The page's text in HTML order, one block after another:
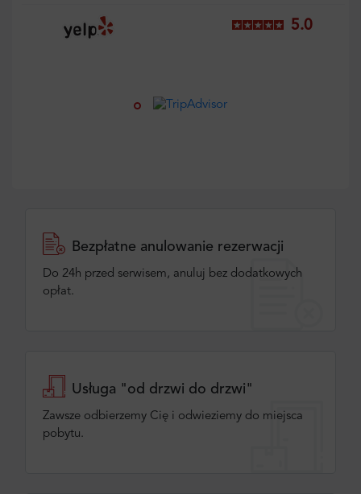
5.0
Bezpłatne anulowanie rezerwacji
Do 24h przed serwisem, anuluj bez dodatkowych
opłat.
Usługa "od drzwi do drzwi"
Zawsze odbierzemy Cię i odwieziemy do miejsca
pobytu.